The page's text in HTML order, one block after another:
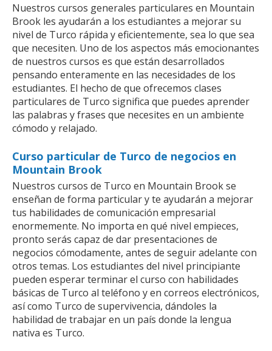
Nuestros cursos generales particulares en Mountain
Brook les ayudarán a los estudiantes a mejorar su
nivel de Turco rápida y eficientemente, sea lo que sea
que necesiten. Uno de los aspectos más emocionantes
de nuestros cursos es que están desarrollados
pensando enteramente en las necesidades de los
estudiantes. El hecho de que ofrecemos clases
particulares de Turco significa que puedes aprender
las palabras y frases que necesites en un ambiente
cómodo y relajado.
Curso particular de Turco de negocios en
Mountain Brook
Nuestros cursos de Turco en Mountain Brook se
enseñan de forma particular y te ayudarán a mejorar
tus habilidades de comunicación empresarial
enormemente. No importa en qué nivel empieces,
pronto serás capaz de dar presentaciones de
negocios cómodamente, antes de seguir adelante con
otros temas. Los estudiantes del nivel principiante
pueden esperar terminar el curso con habilidades
básicas de Turco al teléfono y en correos electrónicos,
así como Turco de supervivencia, dándoles la
habilidad de trabajar en un país donde la lengua
nativa es Turco.